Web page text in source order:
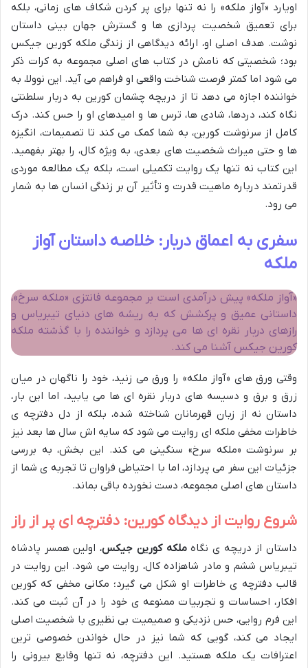
اویارد «آواز ملکه» را نه تنها برای پر کردن شکاف های زمانی، بلکه
برای تعمیق شخصیت پردازی ها و گسترش جهان بینی داستان
نوشت. هدف اصلی او، ارائه دیدگاهی از زندگی ملکه کورین جیکس
بود؛ شخصیتی که نامش در کتاب های اصلی مجموعه به کرات ذکر
می شود اما کمتر فرصت شناخت واقعی او فراهم می آید. این نوولا، به
خواننده اجازه می دهد تا از دریچه چشمان کورین به دربار سلطنتی
نگاه کند، دردها، شادی ها، ترس ها و امیدهای او را حس کند. درک
کامل از سرنوشت کورین، به شما کمک می کند تا تصمیمات، انگیزه
ها و حتی میراث شخصیت های بعدی، به ویژه کال، را بهتر بفهمید.
این کتاب نه تنها یک روایت تکمیلی است، بلکه یک مطالعه موردی
قدرتمند درباره ماهیت قدرت و تأثیر آن بر زندگی انسان ها به شمار
می رود.
سفری به اعماق دربار: خلاصه داستان آواز
ملکه
«آواز ملکه» پیش درآمدی است بر مجموعه فانتزی «ملکه سرخ»،
داستانی عمیق و پرکشش که به ریشه های دنیای تیبریاس و
رازهای دربار نقره ای ها می پردازد و خواننده را با گذشته ملکه
کورین جیکس آشنا می کند.
وقتی ورق های «آواز ملکه» را ورق می زنید، خود را ناگهان در میان
زرق و برق و دسیسه های دربار نقره ای ها می یابید، اما این بار،
داستان نه از زبان قهرمانان شناخته شده، بلکه از دل دفترچه ی
خاطرات مخفی ملکه ای روایت می شود که سایه اش سال ها بعد نیز
بر سرنوشت «ملکه سرخ» سنگینی می کند. این بخش، به بررسی
جزئیات این سفر می پردازد، اما با احتیاطی فراوان تا تجربه ی شما از
داستان های اصلی مجموعه، دست نخورده باقی بماند.
شروع روایت از دیدگاه کورین: دفترچه ای پر از راز
داستان از دریچه ی نگاهملکه کورین جیکس، اولین همسر پادشاه
تیبریاس ششم و مادر شاهزاده کال، روایت می شود. این روایت در
قالب دفترچه ی خاطرات او شکل می گیرد؛ مکانی مخفی که کورین
افکار، احساسات و تجربیات ممنوعه ی خود را در آن ثبت می کند.
این فرم روایی، حس نزدیکی و صمیمیت بی نظیری با شخصیت اصلی
ایجاد می کند، گویی که شما نیز در حال خواندن خصوصی ترین
اعترافات یک ملکه هستید. این دفترچه، نه تنها وقایع بیرونی را